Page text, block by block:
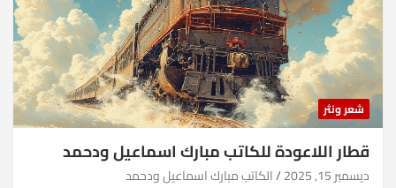
شعر ونثر
قطار اللاعودة للكاتب مبارك اسماعيل ودحمد
ديسمبر 15, 2025 الكاتب مبارك اسماعيل ودحمد